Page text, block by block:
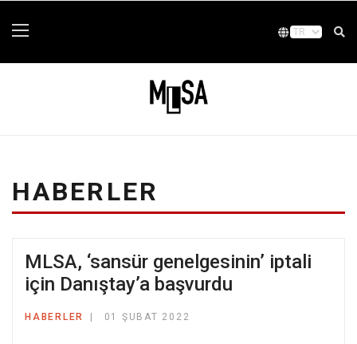
HABERLER
MLSA, ‘sansür genelgesinin’ iptali
için Danıştay’a başvurdu
HABERLER 01 ŞUBAT 2022